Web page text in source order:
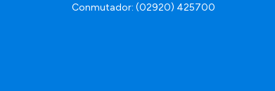
Conmutador: (02920) 425700